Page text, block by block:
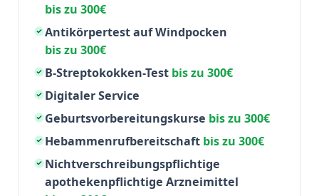
bis zu 300€
Antikörpertest auf Windpocken
bis zu 300€
B-Streptokokken-Test bis zu 300€
Digitaler Service
Geburtsvorbereitungskurse bis zu 300€
Hebammenrufbereitschaft bis zu 300€
Nichtverschreibungspflichtige
apothekenpflichtige Arzneimittel